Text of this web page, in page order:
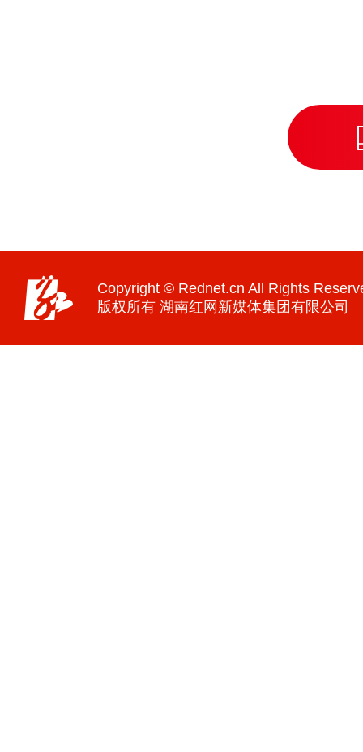
Copyright © Rednet.cn All Rights
版权所有 湖南红网新媒体集团有限公司